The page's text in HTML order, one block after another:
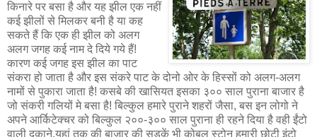
किनारे पर बसा है और यह झील एक नहीं
कई झीलों से मिलकर बनी है या कह
सकते हैं कि एक ही झील को अलग
अलग जगह कई नाम दे दिये गये हैं!
कारण कई जगह इस झील का पाट
संकरा हो जाता है और इस संकरे पाट के दोनो ओर के हिस्सों को अलग-अलग
नामों से पुकारा जाता है! कसबे की खासियत इसका ३०० साल पुराना बाजार है
जो संकरी गलियों मे बसा है! बिल्कुल हमारे पुराने शहरों जैसा, बस इन लोगो ने
अपने आर्किटेक्चर को बिल्कुल २००-३०० साल पुराना ही रहने दिया है वही ईंटो
वाली दुकाने,यहां तक की बाजार की सड़कें भी कोबल स्टोन हमारी छोटी इंटो